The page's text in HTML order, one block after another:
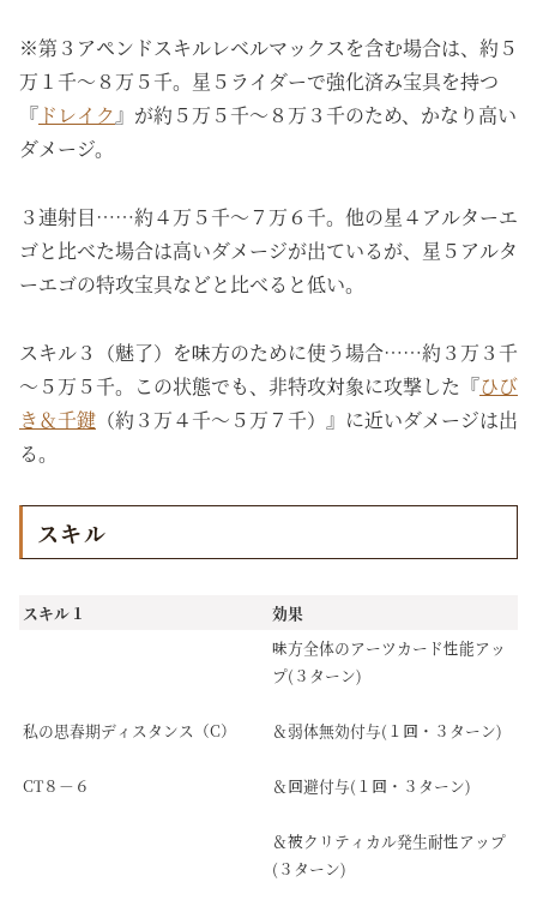
※第３アペンドスキルレベルマックスを含む場合は、約５
万１千～８万５千。星５ライダーで強化済み宝具を持つ
『 ドレイク』が約５万５千～８万３千のため、かなり高い
ダメージ。
３連射目……約４万５千～７万６千。他の星４アルターエ
ゴと比べた場合は高いダメージが出ているが、星５アルタ
ーエゴの特攻宝具などと比べると低い。
スキル３（魅了）を味方のために使う場合……約３万３千
～５万５千。この状態でも、非特攻対象に攻撃した『ひび
き＆千鍵 （約３万４千～５万７千）』に近いダメージは出
る。
スキル
スキル１ 効果
私の思春期ディスタンス（C）
CT８－６
味方全体のアーツカード性能アッ
プ(３ターン)
＆弱体無効付与(１回・３ターン)
＆回避付与(１回・３ターン)
＆被クリティカル発生耐性アップ
(３ターン)